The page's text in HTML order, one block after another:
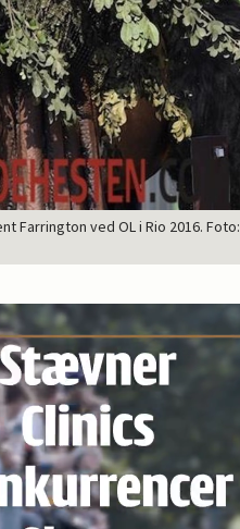
Farrington ved OL i Rio 2016. Foto: